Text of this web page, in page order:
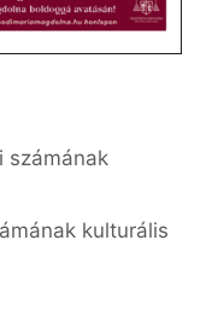
számának
kulturális